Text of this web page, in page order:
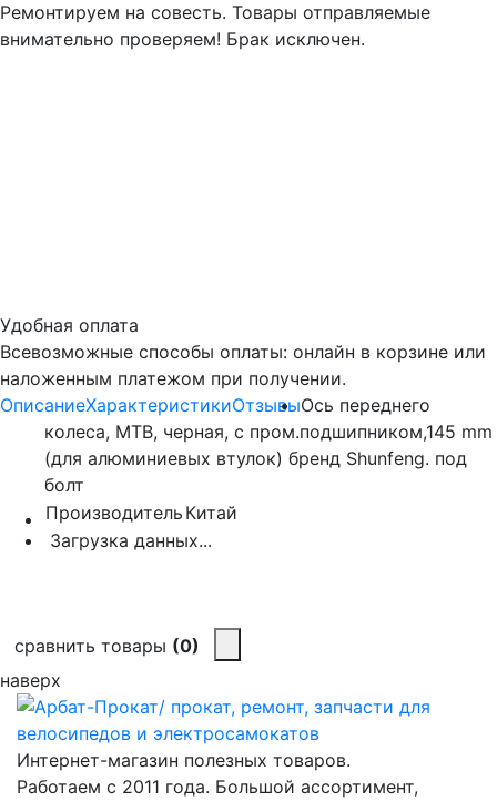
Ремонтируем на совесть. Товары отправляемые
внимательно проверяем! Брак исключен.
Удобная оплата
Всевозможные способы оплаты: онлайн в корзине или
наложенным платежом при получении.
ОписаниеХарактеристикиОтзывыОсь переднего
колеса, МТВ, черная, с пром.подшипником,145 mm
(для алюминиевых втулок) бренд Shunfeng. под
болт
Производитель Китай
Загрузка данных...
сравнить товары (0)
наверх
Интернет-магазин полезных товаров.
Работаем с 2011 года. Большой ассортимент,